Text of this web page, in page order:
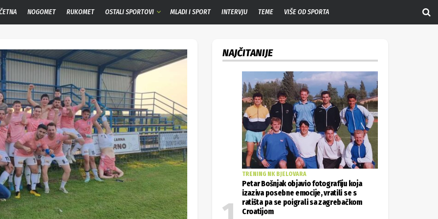
NOGOMET RUKOMET OSTALI SPORTOVI MLADI I SPORT INTERVJU TEME VIŠE OD SPORTA
NAJČITANIJE
TRENING NK BJELOVARA
Petar Bošnjak objavio fotografiju koja
izaziva posebne emocije, vratili se s
ratišta pa se poigrali sa zagrebačkom
Croatijom